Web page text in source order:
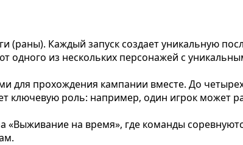
Каждый запуск создает уникальную
одного из нескольких персонажей с
для прохождения кампании вместе. До
ключевую роль: например, один игрок может
на время», где команды